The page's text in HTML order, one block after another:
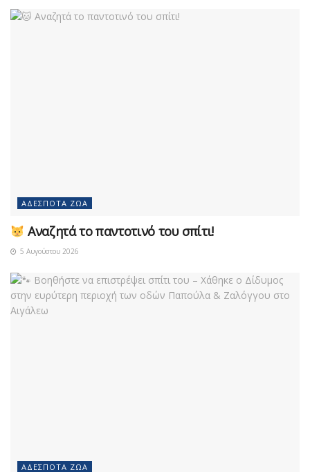
ΑΔΈΣΠΟΤΑ ΖΏΑ
Αναζητά το παντοτινό του σπίτι!
5 Αυγούστου 2026
ΑΔΈΣΠΟΤΑ ΖΏΑ